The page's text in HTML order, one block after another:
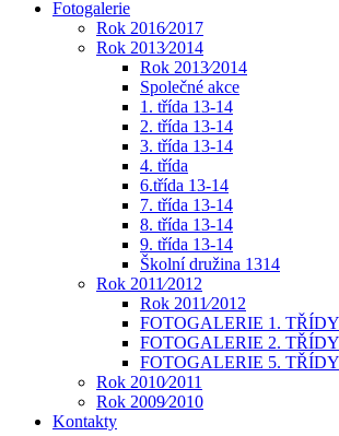
Fotogalerie
Rok 2016⁄2017
Rok 2013⁄2014
Rok 2013⁄2014
Společné akce
1. třída 13-14
2. třída 13-14
3. třída 13-14
4. třída
6.třída 13-14
7. třída 13-14
8. třída 13-14
9. třída 13-14
Školní družina 1314
Rok 2011⁄2012
Rok 2011⁄2012
FOTOGALERIE 1. TŘÍDY
FOTOGALERIE 2. TŘÍDY
FOTOGALERIE 5. TŘÍDY
Rok 2010⁄2011
Rok 2009⁄2010
Kontakty